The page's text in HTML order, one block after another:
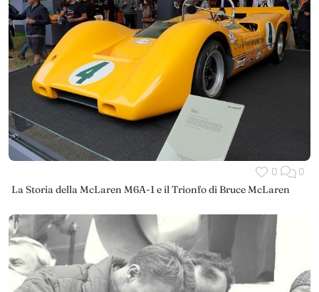
0 0
La Storia della McLaren M6A-1 e il Trionfo di Bruce McLaren